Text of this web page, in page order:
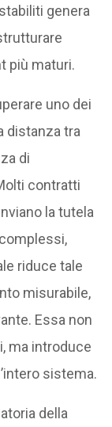
genera
più maturi.
uno dei
distanza tra
di
contratti
la tutela
riduce tale
misurabile,
Essa non
ma introduce
sistema.
della